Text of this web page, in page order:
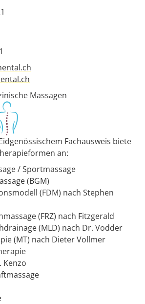
Massagen
Fachausweis biete
an:
/ Sportmassage
(BGM)
(FDM) nach Stephen
(FRZ) nach Fitzgerald
(MLD) nach Dr. Vodder
(MT) nach Dieter Vollmer
Kenzo